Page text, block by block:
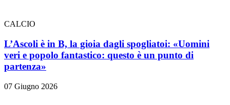
CALCIO
L’Ascoli è in B, la gioia dagli spogliatoi: «Uomini
veri e popolo fantastico: questo è un punto di
partenza»
07 Giugno 2026